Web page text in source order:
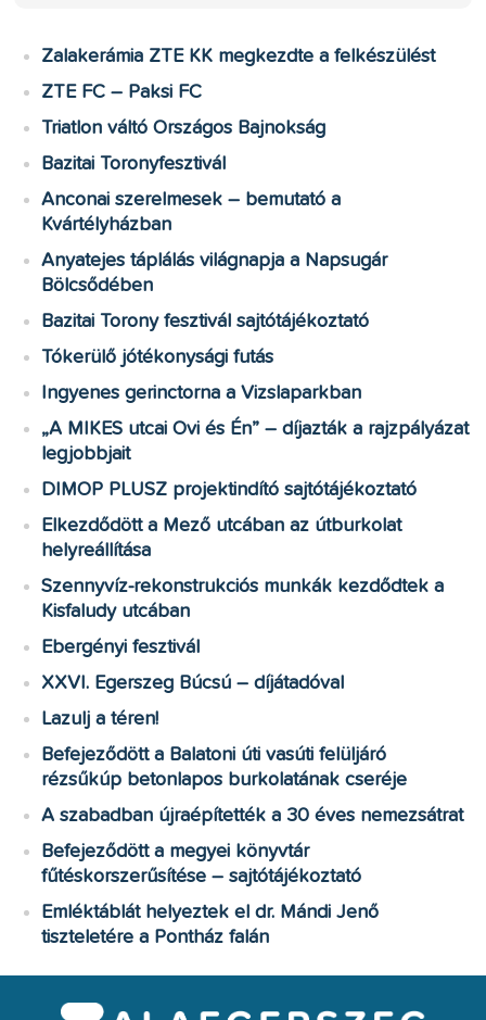
Zalakerámia ZTE KK megkezdte a felkészülést
ZTE FC – Paksi FC
Triatlon váltó Országos Bajnokság
Bazitai Toronyfesztivál
Anconai szerelmesek – bemutató a
Kvártélyházban
Anyatejes táplálás világnapja a Napsugár
Bölcsődében
Bazitai Torony fesztivál sajtótájékoztató
Tókerülő jótékonysági futás
Ingyenes gerinctorna a Vizslaparkban
„A MIKES utcai Ovi és Én” – díjazták a rajzpályázat
legjobbjait
DIMOP PLUSZ projektindító sajtótájékoztató
Elkezdődött a Mező utcában az útburkolat
helyreállítása
Szennyvíz-rekonstrukciós munkák kezdődtek a
Kisfaludy utcában
Ebergényi fesztivál
XXVI. Egerszeg Búcsú – díjátadóval
Lazulj a téren!
Befejeződött a Balatoni úti vasúti felüljáró
rézsűkúp betonlapos burkolatának cseréje
A szabadban újraépítették a 30 éves nemezsátrat
Befejeződött a megyei könyvtár
fűtéskorszerűsítése – sajtótájékoztató
Emléktáblát helyeztek el dr. Mándi Jenő
tiszteletére a Pontház falán